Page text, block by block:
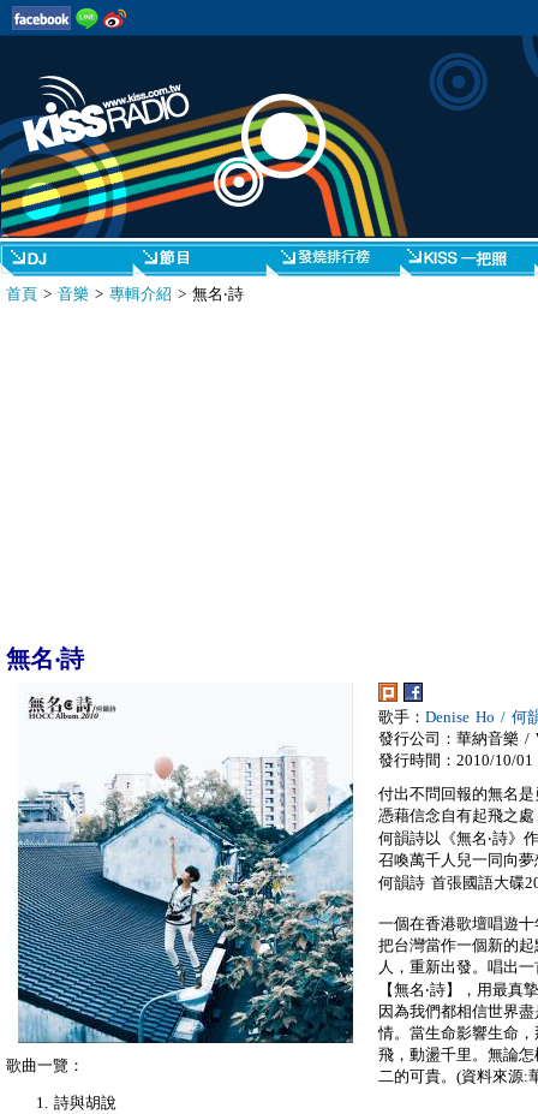
首頁 > 音樂 > 專輯介紹 > 無名‧詩
無名‧詩
歌手： Denise Ho / 何
發行公司：華納音樂 /
發行時間：2010/10/01
付出不問回報的無名是
憑藉信念自有起飛之處
何韻詩以《無名‧詩》
召喚萬千人兒一同向夢
何韻詩 首張國語大碟
一個在香港歌壇唱遊
把台灣當作一個新的
人，重新出發。唱出
【無名‧詩】，用最
因為我們都相信世界
情。當生命影響生命
飛，動盪千里。無論
二的可貴。(資料來源:
歌曲一覽：
詩與胡說